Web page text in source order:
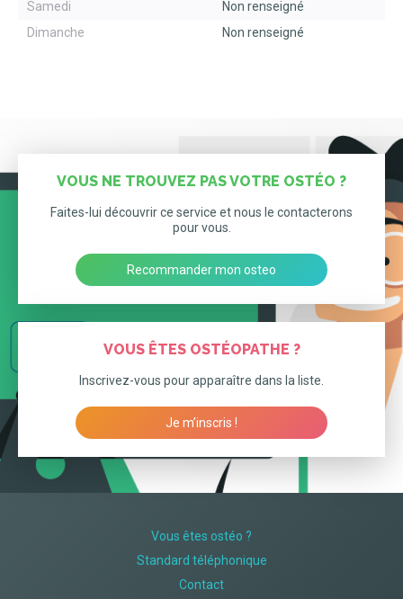
Samedi
Non renseigné
Dimanche
Non renseigné
VOUS NE TROUVEZ PAS VOTRE OSTÉO ?
Faites-lui découvrir ce service et nous le contacterons
pour vous.
Recommander mon osteo
VOUS ÊTES OSTÉOPATHE ?
Inscrivez-vous pour apparaître dans la liste.
Je m’inscris !
Vous êtes ostéo ?
Standard téléphonique
Contact